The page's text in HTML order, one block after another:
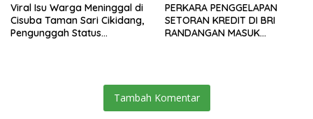
Viral Isu Warga Meninggal di
Cisuba Taman Sari Cikidang,
Pengunggah Status
PERKARA PENGGELAPAN
SETORAN KREDIT DI BRI
RANDANGAN MASUK
Tambah Komentar